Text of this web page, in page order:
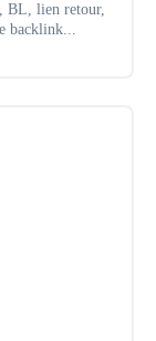
BL, lien retour,
backlink...